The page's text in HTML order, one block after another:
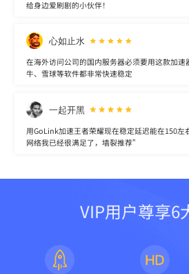
给身边爱刷剧的小伙伴！
心如止水
在海外访问公司的国内服务器必须要用这款加速
牛、雪球等软件都非常快速稳定
一起开黑
用GoLink加速王者荣耀现在稳定延迟能在150左
网络我已经很满足了，墙裂推荐”
VIP用户尊享6